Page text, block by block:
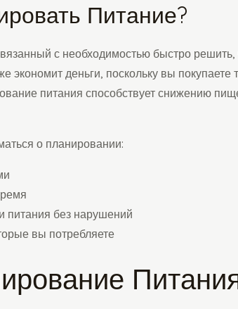
Питание?
с необходимостью быстро решить,
экономит деньги, поскольку вы
питания способствует снижению
о планировании:
питания без нарушений
вы потребляете